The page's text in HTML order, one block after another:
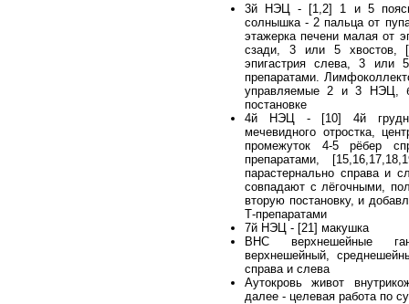
3й НЭЦ - [1,2] 1 и 5
солнышка - 2 пальца от
этажерка печени малая от
сзади, 3 или 5 хвостов,
эпигастрия слева, 3 или
препаратами.
управляемые 2 и 3 НЭЦ,
постановке
4й НЭЦ - [10] 4й
мечевидного отростка,
промежуток 4-5 рёбер
препаратами,
парастернально справа и
совпадают с лёгочными,
вторую постановку, и
Т-препаратами
7й НЭЦ - [21] макушка
ВНС верхнешейные
верхнешейный,
справа и слева
Аутокровь живот
далее - целевая работа по